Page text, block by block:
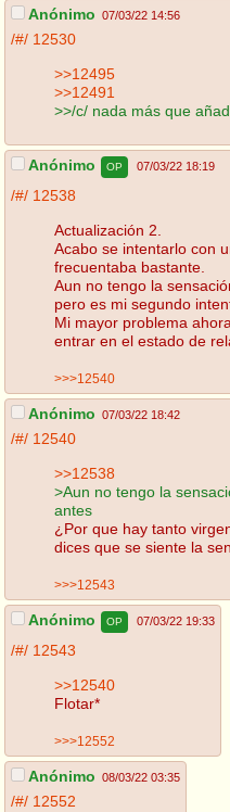
Anónimo 07/03/22 14:56
/#/ 12530
>>12495
>>12491
>>/c/ nada más que
Anónimo OP 07/03/22 18:19
/#/ 12538
Actualización 2.
Acabo se intentarlo con
frecuentaba bastante.
Aun no tengo la
pero es mi segundo
Mi mayor problema
entrar en el estado de
>>>12540
Anónimo 07/03/22 18:42
/#/ 12540
>>12538
>Aun no tengo la
antes
¿Por que hay tanto
dices que se siente la
>>>12543
Anónimo OP 07/03/22 19:33
/#/ 12543
>>12540
Flotar*
>>>12552
Anónimo 08/03/22 03:35
/#/ 12552